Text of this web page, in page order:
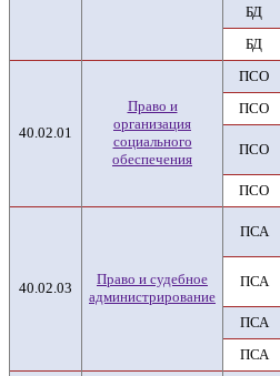
БД
БД
40.02.01
Право и
организация
социального
обеспечения
ПСО
ПСО
ПСО
ПСО
40.02.03
Право и судебное
администрирование
ПСА
ПСА
ПСА
ПСА